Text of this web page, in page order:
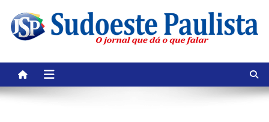
content